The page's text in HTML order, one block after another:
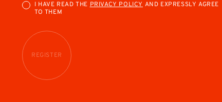
I HAVE READ THEPRIVACY POLICYAND EXPRESSLY AGREE
TO THEM
REGISTER